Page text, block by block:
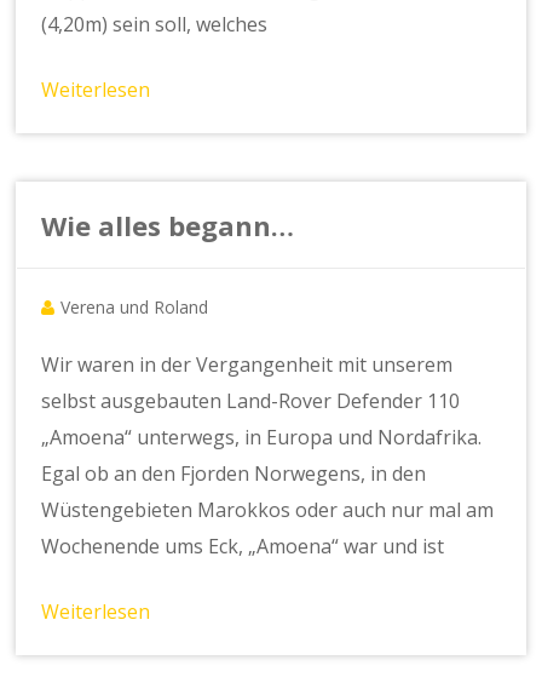
(4,20m) sein soll, welches
Weiterlesen
Wie alles begann…
Verena und Roland
Wir waren in der Vergangenheit mit unserem
selbst ausgebauten Land-Rover Defender 110
„Amoena“ unterwegs, in Europa und Nordafrika.
Egal ob an den Fjorden Norwegens, in den
Wüstengebieten Marokkos oder auch nur mal am
Wochenende ums Eck, „Amoena“ war und ist
Weiterlesen